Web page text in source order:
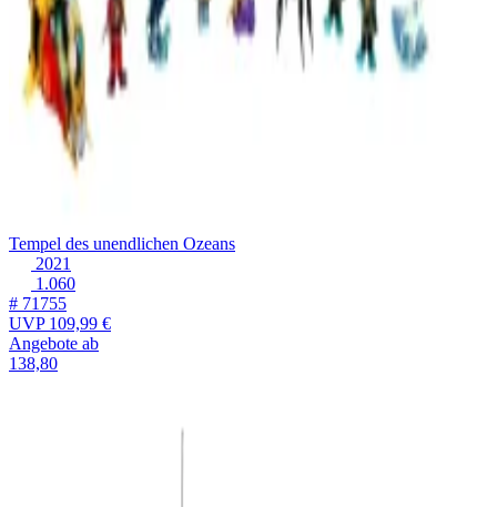
Tempel des unendlichen Ozeans
2021
1.060
# 71755
UVP109,99 €
Angebote ab
138,80